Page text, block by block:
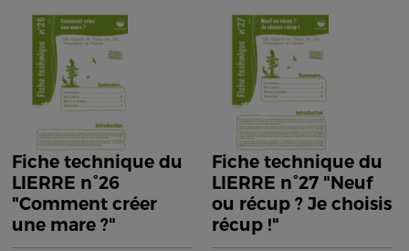
Fiche technique du
LIERRE n°26
"Comment créer
une mare ?"
Fiche technique du
LIERRE n°27 "Neuf
ou récup ? Je choisis
récup !"